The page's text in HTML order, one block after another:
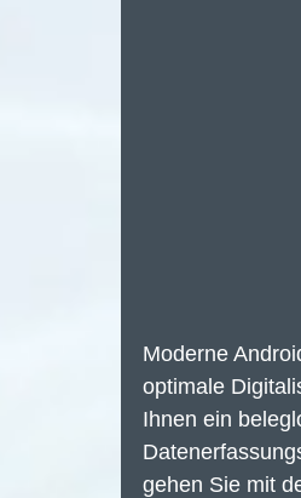
Moderne
optimale
Ihnen ein
gehen Sie mit